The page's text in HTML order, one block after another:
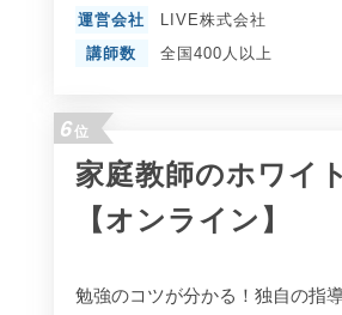
運営会社
LIVE株式会社
講師数
全国400人以上
6位
家庭教師のホワイ
【オンライン】
勉強のコツが分かる！独自の指